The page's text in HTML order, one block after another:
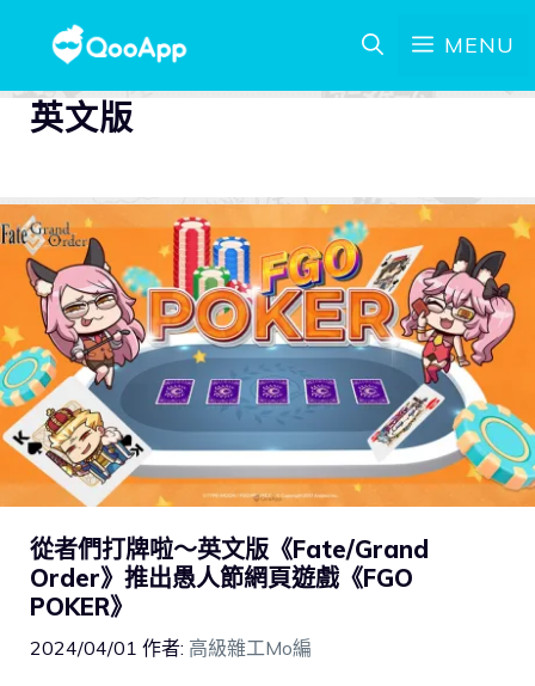
MENU
英文版
從者們打牌啦～英文版《Fate/Grand
Order》推出愚人節網頁遊戲《FGO
POKER》
2024/04/01 作者: 高級雜工Mo編